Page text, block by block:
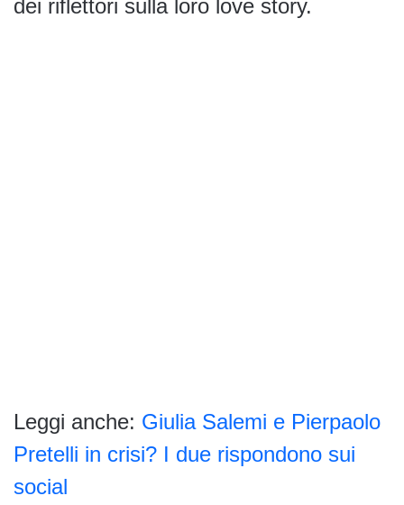
dei riflettori sulla loro love story.
Leggi anche: Giulia Salemi e Pierpaolo
Pretelli in crisi? I due rispondono sui
social